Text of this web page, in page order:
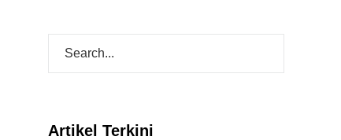
Artikel Terkini